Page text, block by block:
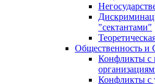
"сектантами"
Общественность
Конфликты с
Конфликты с